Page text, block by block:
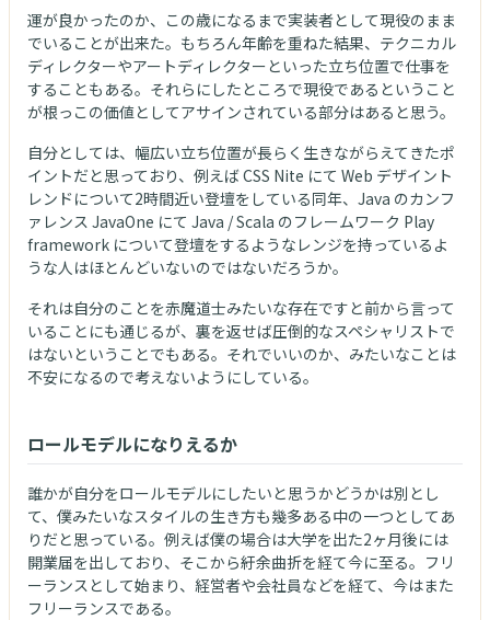
運が良かったのか、この歳になるまで実装者として現役のまま
でいることが出来た。もちろん年齢を重ねた結果、テクニカル
ディレクターやアートディレクターといった立ち位置で仕事を
することもある。それらにしたところで現役であるということ
が根っこの価値としてアサインされている部分はあると思う。
自分としては、幅広い立ち位置が長らく生きながらえてきたポ
イントだと思っており、例えば CSS Nite にて Web デザイント
レンドについて2時間近い登壇をしている同年、Java のカンフ
ァレンス JavaOne にて Java / Scala のフレームワーク Play
framework について登壇をするようなレンジを持っているよ
うな人はほとんどいないのではないだろうか。
それは自分のことを赤魔道士みたいな存在ですと前から言って
いることにも通じるが、裏を返せば圧倒的なスペシャリストで
はないということでもある。それでいいのか、みたいなことは
不安になるので考えないようにしている。
ロールモデルになりえるか
誰かが自分をロールモデルにしたいと思うかどうかは別とし
て、僕みたいなスタイルの生き方も幾多ある中の一つとしてあ
りだと思っている。例えば僕の場合は大学を出た2ヶ月後には
開業届を出しており、そこから紆余曲折を経て今に至る。フリ
ーランスとして始まり、経営者や会社員などを経て、今はまた
フリーランスである。